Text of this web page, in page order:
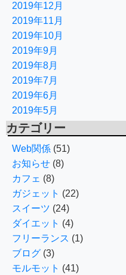
2019年12月
2019年11月
2019年10月
2019年9月
2019年8月
2019年7月
2019年6月
2019年5月
カテゴリー
Web関係 (51)
お知らせ (8)
カフェ (8)
ガジェット (22)
スイーツ (24)
ダイエット (4)
フリーランス (1)
ブログ (3)
モルモット (41)